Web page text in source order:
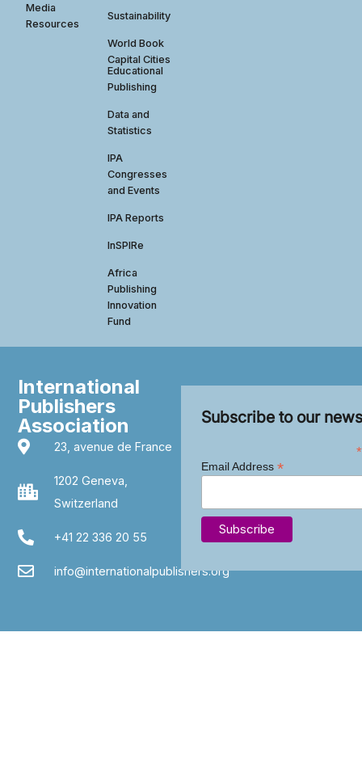
Media
Resources
Sustainability
World Book
Capital Cities
Educational
Publishing
Data and
Statistics
IPA
Congresses
and Events
IPA Reports
InSPIRe
Africa
Publishing
Innovation
Fund
International
Publishers
Association
23, avenue de France
1202 Geneva,
Switzerland
+41 22 336 20 55
info@internationalpublishers.org
Subscribe to our
*
Email Address *